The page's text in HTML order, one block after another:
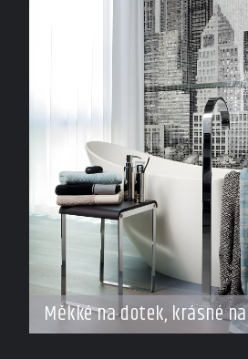
Měkké na dotek, krásné na
pohled